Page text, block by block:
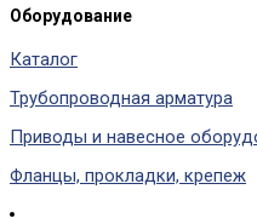
Оборудование
Каталог
Трубопроводная арматура
Приводы и навесное
Фланцы, прокладки, крепеж